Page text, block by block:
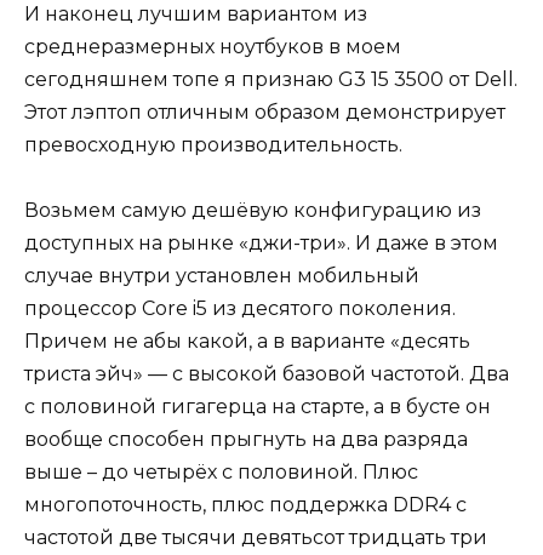
И наконец лучшим вариантом из
среднеразмерных ноутбуков в моем
сегодняшнем топе я признаю G3 15 3500 от Dell.
Этот лэптоп отличным образом демонстрирует
превосходную производительность.
Возьмем самую дешёвую конфигурацию из
доступных на рынке «джи-три». И даже в этом
случае внутри установлен мобильный
процессор Core i5 из десятого поколения.
Причем не абы какой, а в варианте «десять
триста эйч» — с высокой базовой частотой. Два
с половиной гигагерца на старте, а в бусте он
вообще способен прыгнуть на два разряда
выше – до четырёх с половиной. Плюс
многопоточность, плюс поддержка DDR4 с
частотой две тысячи девятьсот тридцать три